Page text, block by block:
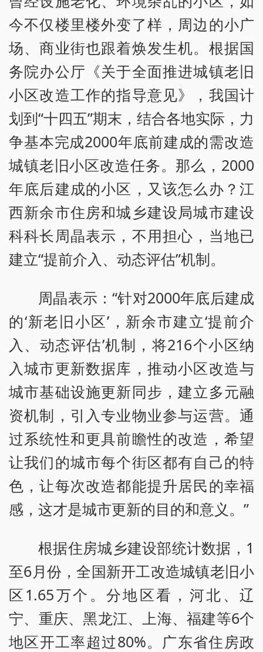
今不仅楼里楼外变了样，周边的小广
场、商业街也跟着焕发生机。根据国
务院办公厅《关于全面推进城镇老旧
小区改造工作的指导意见》，我国计
划到“十四五”期末，结合各地实际，力
争基本完成2000年底前建成的需改造
城镇老旧小区改造任务。那么，2000
年底后建成的小区，又该怎么办？江
西新余市住房和城乡建设局城市建设
科科长周晶表示，不用担心，当地已
建立“提前介入、动态评估”机制。
周晶表示：“针对2000年底后建成
的‘新老旧小区’，新余市建立‘提前介
入、动态评估’机制，将216个小区纳
入城市更新数据库，推动小区改造与
城市基础设施更新同步，建立多元融
资机制，引入专业物业参与运营。通
过系统性和更具前瞻性的改造，希望
让我们的城市每个街区都有自己的特
色，让每次改造都能提升居民的幸福
感，这才是城市更新的目的和意义。”
根据住房城乡建设部统计数据，1
至6月份，全国新开工改造城镇老旧小
区1.65万个。分地区看，河北、辽
宁、重庆、黑龙江、上海、福建等6个
地区开工率超过80%。广东省住房政